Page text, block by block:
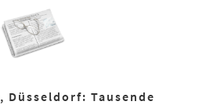
Düsseldorf: Tausende